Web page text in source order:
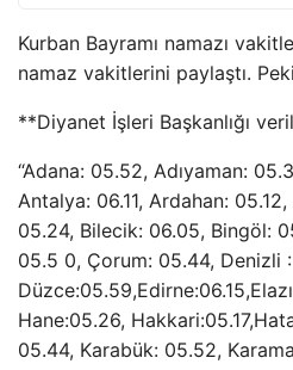
Kurban Bayramı namazı
namaz vakitlerini paylaştı.
**Diyanet İşleri Başkanlığı
“Adana: 05.52, Adıyaman:
Antalya: 06.11, Ardahan:
05.24, Bilecik: 06.05, Bingöl:
05.5 0, Çorum: 05.44, Denizli
Hane:05.26,
05.44, Karabük: 05.52,